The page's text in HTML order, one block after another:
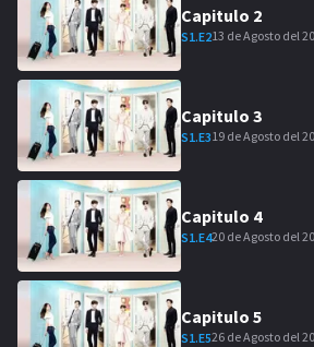
Capitulo 2
S1.E213 de Agosto del
Capitulo 3
S1.E319 de Agosto del
Capitulo 4
S1.E420 de Agosto del
Capitulo 5
S1.E526 de Agosto del